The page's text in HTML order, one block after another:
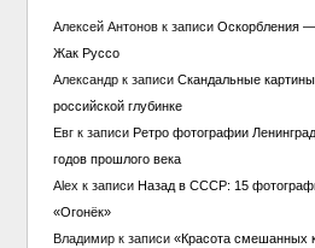
Алексей Антоновк записи Оскорбления
Жак Руссо
Александрк записи Скандальные
российской глубинке
Евгк записи Ретро фотографии
годов прошлого века
Alex к записи Назад в СССР: 15
«Огонёк»
Владимирк записи «Красота смешанных